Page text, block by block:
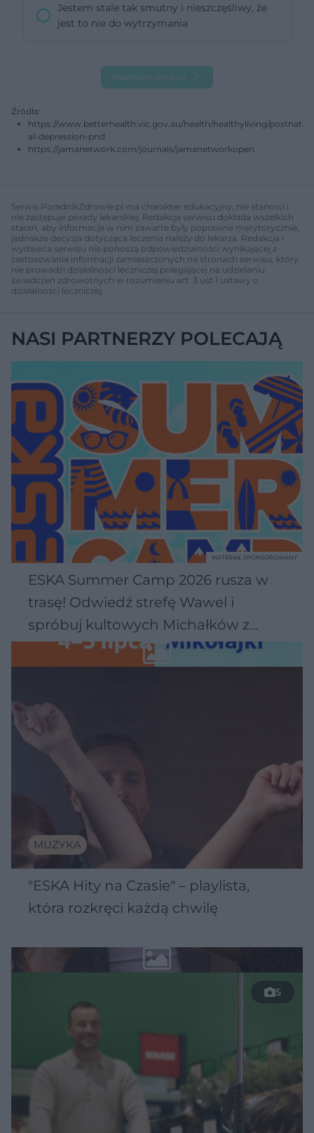
Jestem stale tak smutny i nieszczęśliwy, że
jest to nie do wytrzymania
Następne pytanie
Źródła:
https://www.betterhealth.vic.gov.au/health/healthyliving/postnat
al-depression-pnd
https://jamanetwork.com/journals/jamanetworkopen
Serwis PoradnikZdrowie.pl ma charakter edukacyjny, nie stanowi i
nie zastępuje porady lekarskiej. Redakcja serwisu dokłada wszelkich
starań, aby informacje w nim zawarte były poprawne merytorycznie,
jednakże decyzja dotycząca leczenia należy do lekarza. Redakcja i
wydawca serwisu nie ponoszą odpowiedzialności wynikającej z
zastosowania informacji zamieszczonych na stronach serwisu, który
nie prowadzi działalności leczniczej polegającej na udzielaniu
świadczeń zdrowotnych w rozumieniu art. 3 ust 1 ustawy o
działalności leczniczej.
NASI PARTNERZY POLECAJĄ
ESKA Summer Camp 2026 rusza w
trasę! Odwiedź strefę Wawel i
spróbuj kultowych Michałków z
Wawelu
MATERIAŁ SPONSOROWANY
MUZYKA
"ESKA Hity na Czasie" – playlista,
która rozkręci każdą chwilę
5